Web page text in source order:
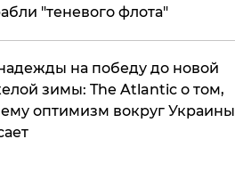
"теневого флота"
на победу до новой
зимы: The Atlantic о том,
оптимизм вокруг Украины